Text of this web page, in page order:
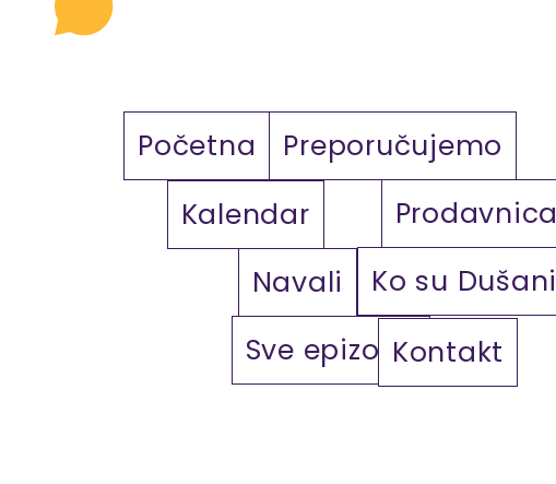
Početna
Preporučujemo
Kalendar
Prodavnica
Navali
Ko su Dušani
Sve epizodeKontakt